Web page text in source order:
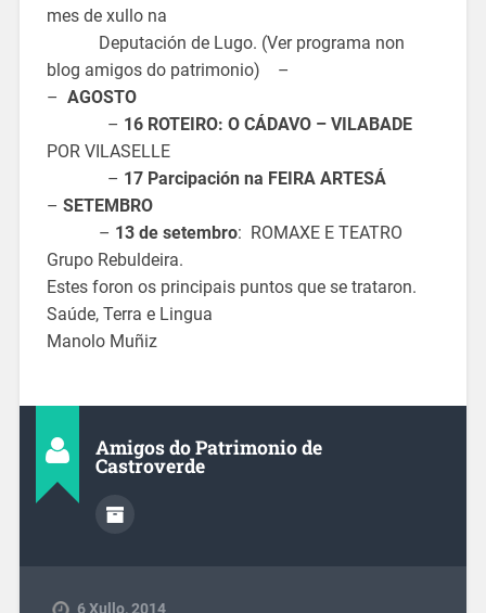
mes de xullo na
Deputación de Lugo. (Ver programa non
blog amigos do patrimonio) –
– AGOSTO
– 16 ROTEIRO: O CÁDAVO – VILABADE
POR VILASELLE
– 17 Parcipación na FEIRA ARTESÁ
– SETEMBRO
– 13 de setembro: ROMAXE E TEATRO
Grupo Rebuldeira.
Estes foron os principais puntos que se trataron.
Saúde, Terra e Lingua
Manolo Muñiz
Amigos do Patrimonio de
Castroverde
6 Xullo, 2014